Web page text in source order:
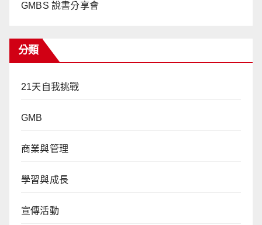
GMBS 說書分享會
分類
21天自我挑戰
GMB
商業與管理
學習與成長
宣傳活動